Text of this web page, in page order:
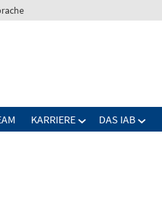
KARRIERE DAS IAB